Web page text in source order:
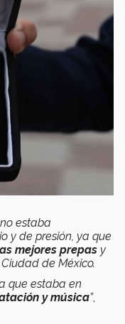
estaba
y de presión, ya que
mejores prepas y
de México.
que estaba en
y música”,